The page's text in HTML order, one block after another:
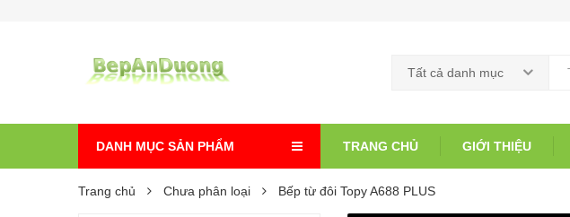
Tất cả danh mục
DANH MỤC SẢN PHẨM TRANG CHỦ GIỚI THIỆU
Trang chủ Chưa phân loại Bếp từ đôi Topy A688 PLUS